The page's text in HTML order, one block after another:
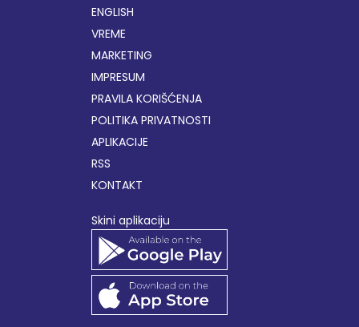
ENGLISH
VREME
MARKETING
IMPRESUM
PRAVILA KORIŠĆENJA
POLITIKA PRIVATNOSTI
APLIKACIJE
RSS
KONTAKT
Skini aplikaciju